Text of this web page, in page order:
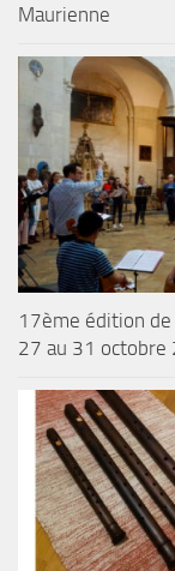
Maurienne
17ème édition de
27 au 31 octobre